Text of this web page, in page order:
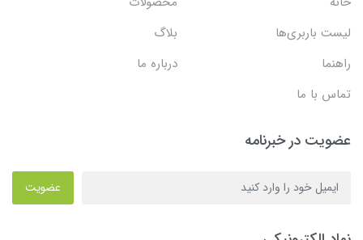
لیست باربری‌ها
بلاگ
راهنما
درباره ما
تماس با ما
عضویت در خبرنامه
عضویت